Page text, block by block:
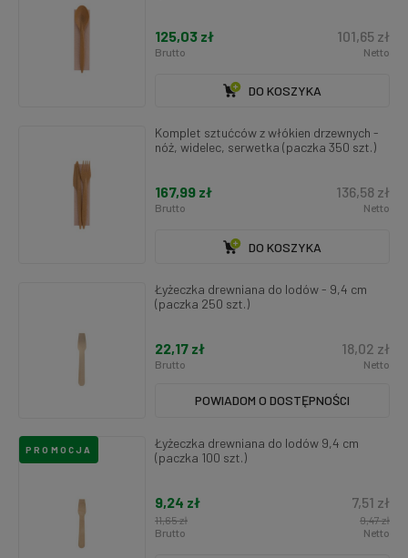
125,03 zł
Brutto
101,65 zł
Netto
DO KOSZYKA
Komplet sztućców z włókien drzewnych -
nóż, widelec, serwetka (paczka 350 szt.)
167,99 zł
Brutto
136,58 zł
Netto
DO KOSZYKA
Łyżeczka drewniana do lodów - 9,4 cm
(paczka 250 szt.)
22,17 zł
Brutto
18,02 zł
Netto
POWIADOM O DOSTĘPNOŚCI
Łyżeczka drewniana do lodów 9,4 cm
(paczka 100 szt.)
9,24 zł
11,65 zł
Brutto
7,51 zł
9,47 zł
Netto
PROMOCJA